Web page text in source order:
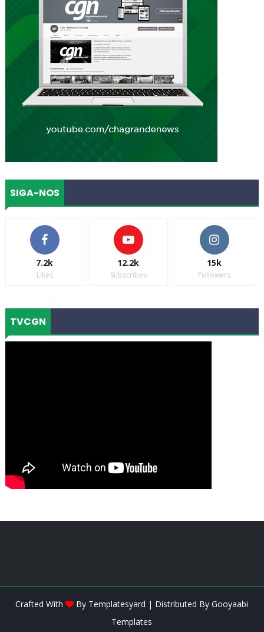
SIGA-NOS
7.2k
Likes
12.2k
Subscribes
15k
Followers
TVCGN
Crafted With By Templatesyard | Distributed ByGooyaabi
Templates